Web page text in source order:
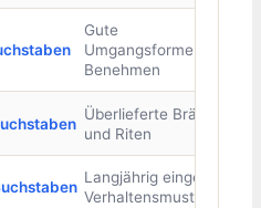
Gute
Umgangsformen,
Benehmen
Überlieferte Bräuche
und Riten
Langjährig eingeübte
Verhaltensmuster